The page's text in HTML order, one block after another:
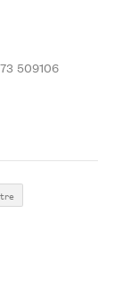
509106